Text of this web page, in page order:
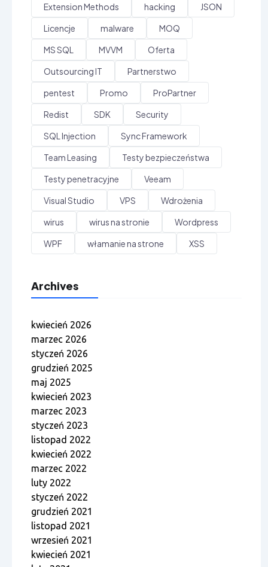
Extension Methods
hacking
JSON
Licencje
malware
MOQ
MS SQL
MVVM
Oferta
Outsourcing IT
Partnerstwo
pentest
Promo
ProPartner
Redist
SDK
Security
SQL Injection
Sync Framework
Team Leasing
Testy bezpieczeństwa
Testy penetracyjne
Veeam
Visual Studio
VPS
Wdrożenia
wirus
wirus na stronie
Wordpress
WPF
włamanie na strone XSS
Archives
kwiecień 2026
marzec 2026
styczeń 2026
grudzień 2025
maj 2025
kwiecień 2023
marzec 2023
styczeń 2023
listopad 2022
kwiecień 2022
marzec 2022
luty 2022
styczeń 2022
grudzień 2021
listopad 2021
wrzesień 2021
kwiecień 2021